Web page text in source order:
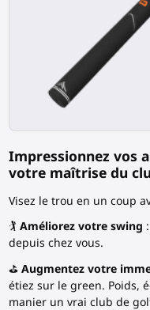
Impressionnez vos
votre maîtrise du
Visez le trou en un coup
🏌️ Améliorez votre swing
depuis chez vous.
⛳ Augmentez votre
étiez sur le green. Poids,
manier un vrai club de